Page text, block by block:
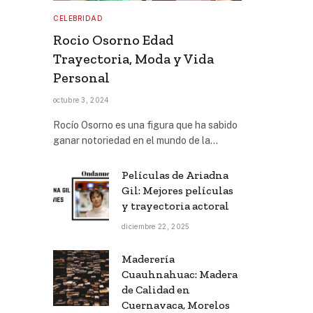
CELEBRIDAD
Rocio Osorno Edad
Trayectoria, Moda y Vida
Personal
octubre 3, 2024
Rocío Osorno es una figura que ha sabido
ganar notoriedad en el mundo de la…
Películas de Ariadna
Gil: Mejores películas
y trayectoria actoral
diciembre 22, 2025
Maderería
Cuauhnahuac: Madera
de Calidad en
Cuernavaca, Morelos